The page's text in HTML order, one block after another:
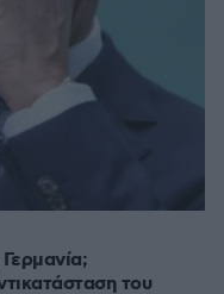
του